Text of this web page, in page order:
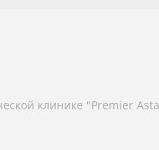
клинике "Premier